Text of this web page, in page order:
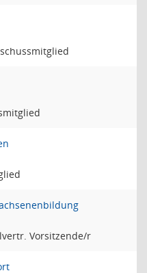
Vorsitzende/r